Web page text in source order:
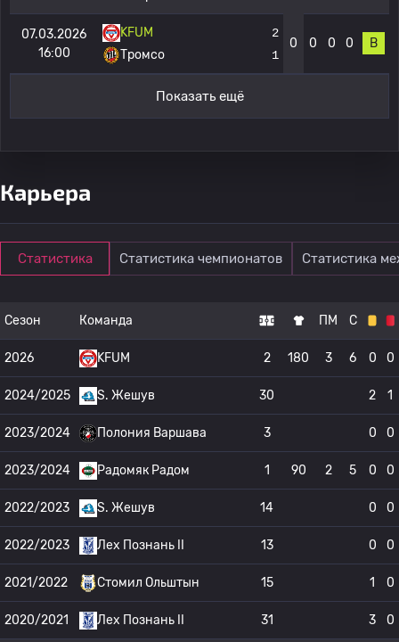
07.03.2026
16:00
KFUM
Тромсо
2
1
0 0 0 0 В
Показать ещё
Карьера
Статистика Статистика чемпионатов Статистика
Сезон Команда ПМ С
2026 KFUM 2 180 3 6 0 0
2024/2025 S. Жешув 30 2 1
2023/2024 Полония Варшава 3 0 0
2023/2024 Радомяк Радом 1 90 2 5 0 0
2022/2023 S. Жешув 14 0 0
2022/2023 Лех Познань II 13 0 0
2021/2022 Стомил Ольштын 15 1 0
2020/2021 Лех Познань II 31 3 0